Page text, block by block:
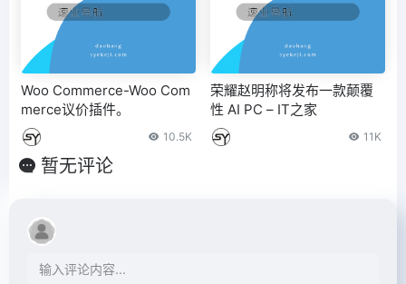
Woo Commerce-Woo Com
merce议价插件。
10.5K
荣耀赵明称将发布一款颠覆
性 AI PC – IT之家
11K
暂无评论